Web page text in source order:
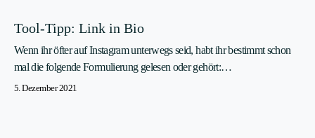
Tool-Tipp: Link in Bio
Wenn ihr öfter auf Instagram unterwegs seid, habt ihr bestimmt schon
mal die folgende Formulierung gelesen oder gehört:…
5. Dezember 2021